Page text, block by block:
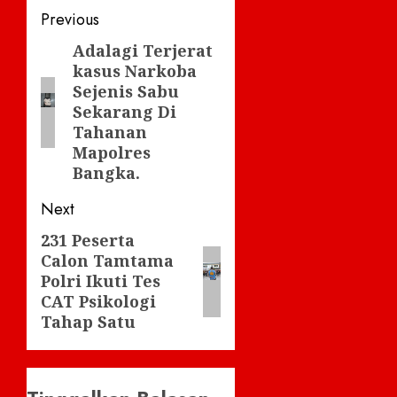
Post
navigation
Previous
Previous
post:
Adalagi Terjerat
kasus Narkoba
Sejenis Sabu
Sekarang Di
Tahanan
Mapolres
Bangka.
Next
Next
post:
231 Peserta
Calon Tamtama
Polri Ikuti Tes
CAT Psikologi
Tahap Satu